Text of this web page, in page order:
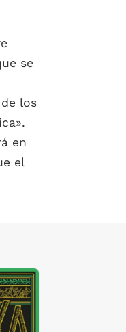
se
los
en
el